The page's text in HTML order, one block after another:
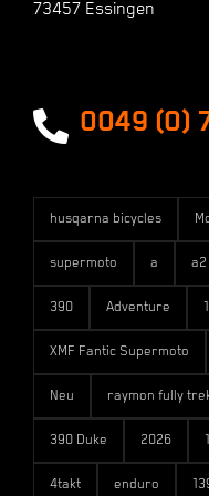
73457 Essingen
0049 (0)
husqarna bicycles
supermoto a a2
390 Adventure
XMF Fantic Supermoto
Neu raymon fully
390 Duke 2026
4takt enduro